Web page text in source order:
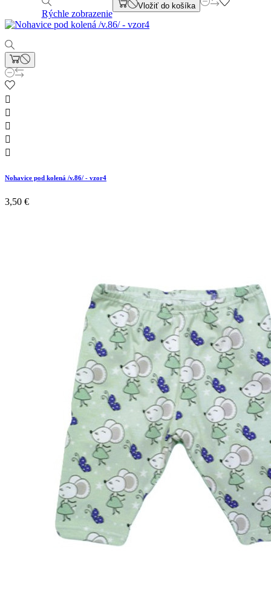
Rýchle zobrazenie
Vložiť do košíka





Nohavice pod kolená /v.86/ - vzor4
3,50 €